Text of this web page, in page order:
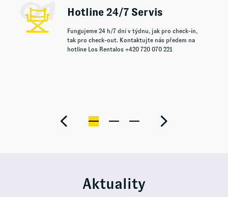
Hotline 24/7 Servis
Fungujeme 24 h/7 dní v týdnu, jak pro check-in,
tak pro check-out. Kontaktujte nás předem na
hotline Los Rentalos +420 720 070 221
Aktuality